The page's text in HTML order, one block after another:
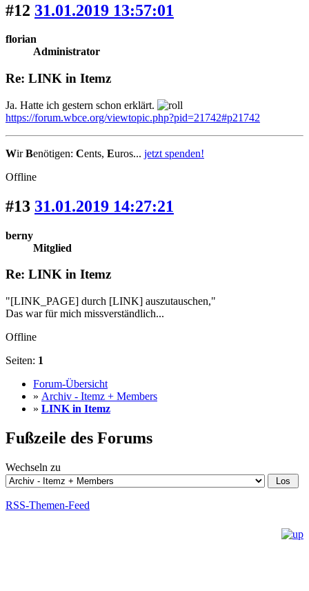
#12 31.01.2019 13:57:01
florian
Administrator
Re: LINK in Itemz
Ja. Hatte ich gestern schon erklärt.
https://forum.wbce.org/viewtopic.php?pid=21742#p21742
WirBenötigen: Cents, Euros... jetzt spenden!
Offline
#13 31.01.2019 14:27:21
berny
Mitglied
Re: LINK in Itemz
"[LINK_PAGE] durch [LINK] auszutauschen,"
Das war für mich missverständlich...
Offline
Seiten: 1
Forum-Übersicht
» Archiv - Itemz + Members
» LINK in Itemz
Fußzeile des Forums
Wechseln zu
RSS-Themen-Feed